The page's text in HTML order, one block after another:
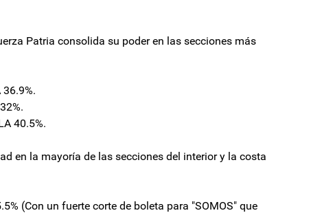
Patria consolida su poder en las secciones más
40.5%.
en la mayoría de las secciones del interior y la costa
(Con un fuerte corte de boleta para "SOMOS" que